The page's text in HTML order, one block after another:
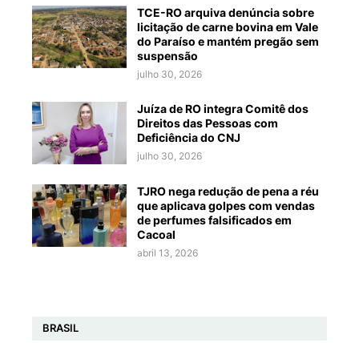
TCE-RO arquiva denúncia sobre
licitação de carne bovina em Vale
do Paraíso e mantém pregão sem
suspensão
julho 30, 2026
Juíza de RO integra Comitê dos
Direitos das Pessoas com
Deficiência do CNJ
julho 30, 2026
TJRO nega redução de pena a réu
que aplicava golpes com vendas
de perfumes falsificados em
Cacoal
abril 13, 2026
BRASIL